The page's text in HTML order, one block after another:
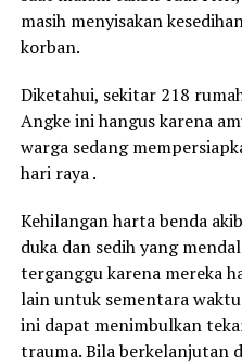
masih menyisakan
korban.
Diketahui, sekitar 218
Angke ini hangus karena
warga sedang
hari raya .
Kehilangan harta benda
duka dan sedih yang
terganggu karena mereka
lain untuk sementara
ini dapat menimbulkan
trauma. Bila berkelanjutan